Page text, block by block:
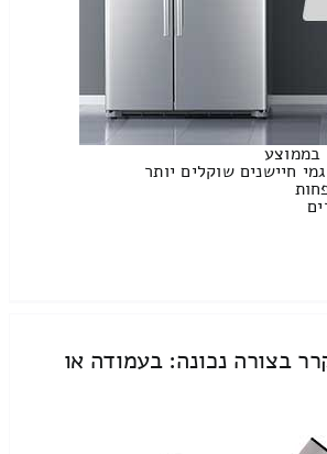
חיישנים שוקלים יותר
בצורה נכונה: בעמודה או